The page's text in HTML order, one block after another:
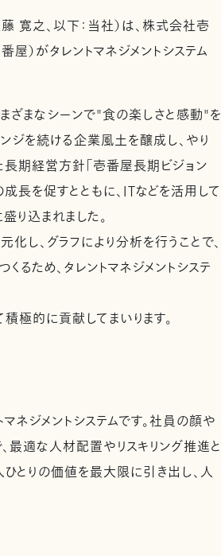
寛之、以下：当社）は、株式会社壱
）がタレントマネジメントシステム
ざまなシーンで"食の楽しさと感動"を
ジを続ける企業風土を醸成し、やり
長期経営方針「壱番屋長期ビジョン
長を促すとともに、ITなどを活用して
り込まれました。
し、グラフにより分析を行うことで、
ため、タレントマネジメントシステ
極的に貢献してまいります。
ネジメントシステムです。社員の顔や
最適な人材配置やリスキリング推進と
とりの価値を最大限に引き出し、人